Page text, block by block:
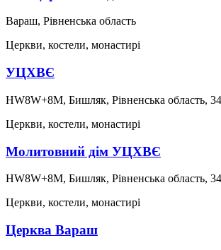
Вараш, Рівненська область
Церкви, костели, монастирі
УЦХВЄ
HW8W+8M, Бишляк, Рівненська область,
Церкви, костели, монастирі
Молитовний дім УЦХВЄ
HW8W+8M, Бишляк, Рівненська область,
Церкви, костели, монастирі
Церква Вараш